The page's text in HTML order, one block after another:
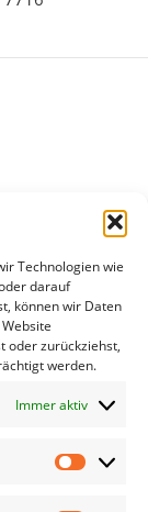
Technologien wie
darauf
können wir Daten
oder zurückziehst,
werden.
Immer aktiv